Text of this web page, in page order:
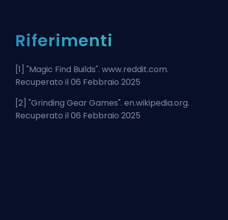
Riferimenti
[1] "Magic Find Builds". www.reddit.com.
Recuperato il 06 Febbraio 2025
[2] "Grinding Gear Games". en.wikipedia.org.
Recuperato il 06 Febbraio 2025